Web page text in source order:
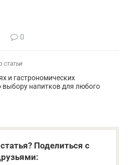
0
статьи
и гастрономических
выбору напитков для любого
Поделиться с